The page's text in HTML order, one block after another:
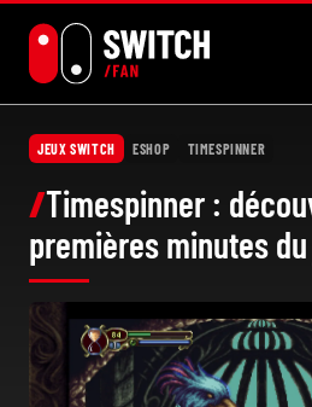
contenu
JEUX SWITCH ESHOP TIMESPINNER
Timespinner :
premières minutes